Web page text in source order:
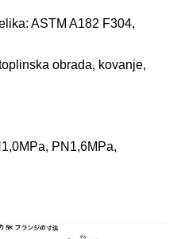
ASTM A182 F304,
obrada, kovanje,
PN1,6MPa,